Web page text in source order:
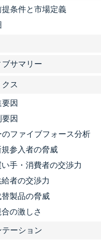
提条件と市場定義
サマリー
ス
要因
要因
のファイブフォース分析
規参入者の脅威
い手・消費者の交渉力
給者の交渉力
替製品の脅威
合の激しさ
ーション